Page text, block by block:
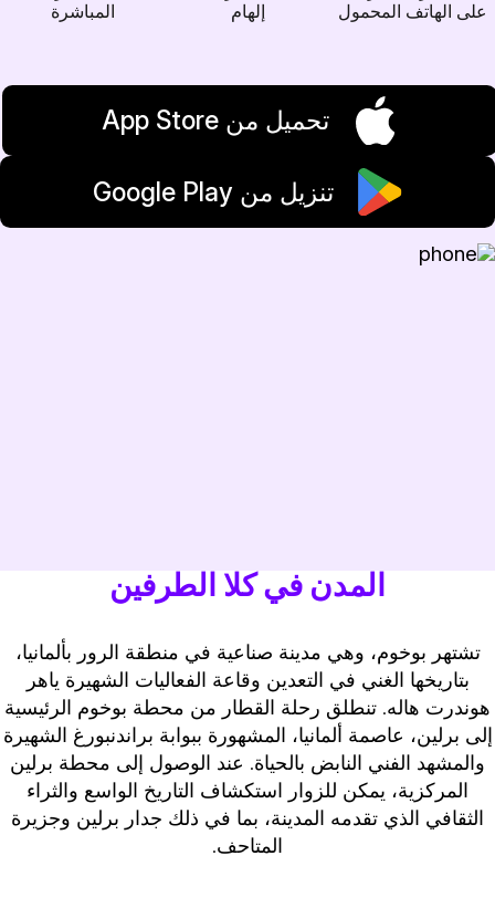
على الهاتف المحمول
إلهام
المباشرة
تحميل من App Store
تنزيل من Google Play
المدن في كلا الطرفين
تشتهر بوخوم، وهي مدينة صناعية في منطقة الرور بألمانيا،
بتاريخها الغني في التعدين وقاعة الفعاليات الشهيرة ياهر
هوندرت هاله. تنطلق رحلة القطار من محطة بوخوم الرئيسية
إلى برلين، عاصمة ألمانيا، المشهورة ببوابة براندنبورغ الشهيرة
والمشهد الفني النابض بالحياة. عند الوصول إلى محطة برلين
المركزية، يمكن للزوار استكشاف التاريخ الواسع والثراء
الثقافي الذي تقدمه المدينة، بما في ذلك جدار برلين وجزيرة
المتاحف.